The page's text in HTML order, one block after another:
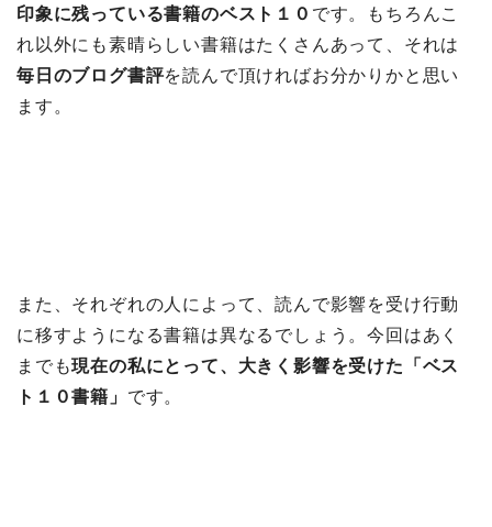
印象に残っている書籍のベスト１０ です。もちろんこ
れ以外にも素晴らしい書籍はたくさんあって、それは
毎日のブログ書評を読んで頂ければお分かりかと思い
ます。
また、それぞれの人によって、読んで影響を受け行動
に移すようになる書籍は異なるでしょう。今回はあく
までも現在の私にとって、大きく影響を受けた「ベス
ト１０書籍」 です。